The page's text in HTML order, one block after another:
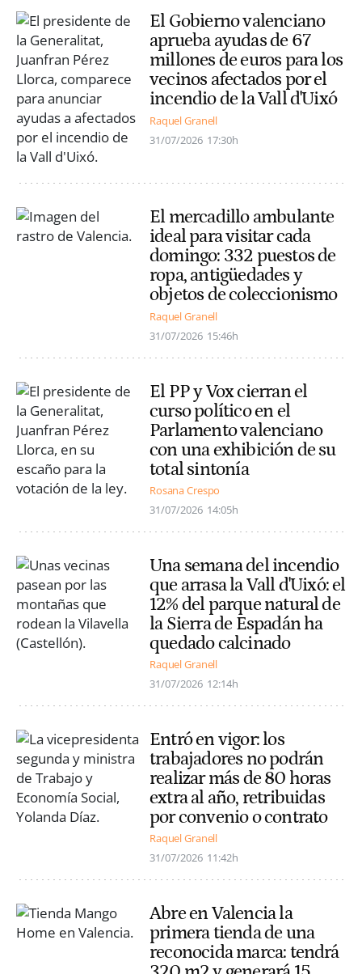
El Gobierno valenciano
aprueba ayudas de 67
millones de euros para los
vecinos afectados por el
incendio de la Vall d'Uixó
Raquel Granell
31/07/2026 17:30h
El mercadillo ambulante
ideal para visitar cada
domingo: 332 puestos de
ropa, antigüedades y
objetos de coleccionismo
Raquel Granell
31/07/2026 15:46h
El PP y Vox cierran el
curso político en el
Parlamento valenciano
con una exhibición de su
total sintonía
Rosana Crespo
31/07/2026 14:05h
Una semana del incendio
que arrasa la Vall d'Uixó: el
12% del parque natural de
la Sierra de Espadán ha
quedado calcinado
Raquel Granell
31/07/2026 12:14h
Entró en vigor: los
trabajadores no podrán
realizar más de 80 horas
extra al año, retribuidas
por convenio o contrato
Raquel Granell
31/07/2026 11:42h
Abre en Valencia la
primera tienda de una
reconocida marca: tendrá